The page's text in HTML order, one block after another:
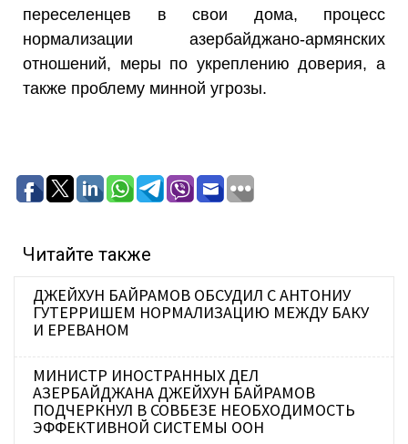
переселенцев в свои дома, процесс
нормализации азербайджано-армянских
отношений, меры по укреплению доверия, а
также проблему минной угрозы.
Читайте также
ДЖЕЙХУН БАЙРАМОВ ОБСУДИЛ С АНТОНИУ
ГУТЕРРИШЕМ НОРМАЛИЗАЦИЮ МЕЖДУ БАКУ
И ЕРЕВАНОМ
МИНИСТР ИНОСТРАННЫХ ДЕЛ
АЗЕРБАЙДЖАНА ДЖЕЙХУН БАЙРАМОВ
ПОДЧЕРКНУЛ В СОВБЕЗЕ НЕОБХОДИМОСТЬ
ЭФФЕКТИВНОЙ СИСТЕМЫ ООН